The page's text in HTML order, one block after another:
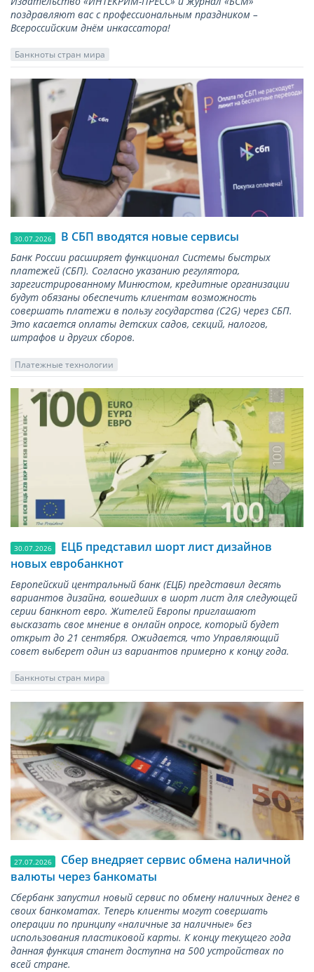
поздравляют вас с профессиональным праздником –
Всероссийским днём инкассатора!
Банкноты стран мира
30.07.2026 В СБП вводятся новые сервисы
Банк России расширяет функционал Системы быстрых
платежей (СБП). Согласно указанию регулятора,
зарегистрированному Минюстом, кредитные организации
будут обязаны обеспечить клиентам возможность
совершать платежи в пользу государства (С2G) через СБП.
Это касается оплаты детских садов, секций, налогов,
штрафов и других сборов.
Платежные технологии
30.07.2026
ЕЦБ представил шорт лист дизайнов
новых евробанкнот
Европейский центральный банк (ЕЦБ) представил десять
вариантов дизайна, вошедших в шорт лист для следующей
серии банкнот евро. Жителей Европы приглашают
высказать свое мнение в онлайн опросе, который будет
открыт до 21 сентября. Ожидается, что Управляющий
совет выберет один из вариантов примерно к концу года.
Банкноты стран мира
27.07.2026
Сбер внедряет сервис обмена наличной
валюты через банкоматы
Сбербанк запустил новый сервис по обмену наличных денег в
своих банкоматах. Теперь клиенты могут совершать
операции по принципу «наличные за наличные» без
использования пластиковой карты. К концу текущего года
данная функция станет доступна на 500 устройствах по
всей стране.